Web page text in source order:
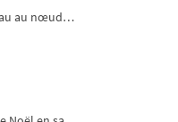
Chevreau au nœud rouge – broderie machine, 4 tailles